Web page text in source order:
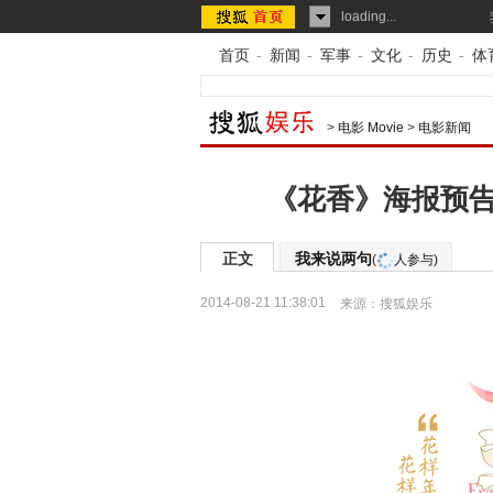
loading...
首页 - 新闻 - 军事 - 文化 - 历史 - 体
> 电影 Movie > 电影新闻
《花香》海报预
正文 我来说两句( 人参与)
2014-08-21 11:38:01 来源： 搜狐娱乐